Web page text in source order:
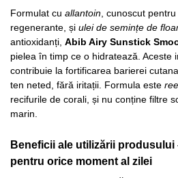
Formulat cu allantoin, cunoscut
regenerante, și ulei de semințe de
antioxidanți, Abib Airy Sunstick
pielea în timp ce o hidratează. Aceste
contribuie la fortificarea barierei
ten neted, fără iritații. Formula este
recifurile de corali, și nu conține filtre
marin.
Beneficii ale utilizării produsului
pentru orice moment al zilei